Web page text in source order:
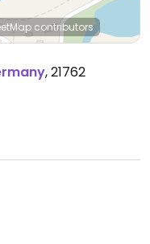
contributors
,21762